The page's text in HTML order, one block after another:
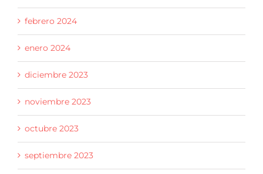
febrero 2024
enero 2024
diciembre 2023
noviembre 2023
octubre 2023
septiembre 2023